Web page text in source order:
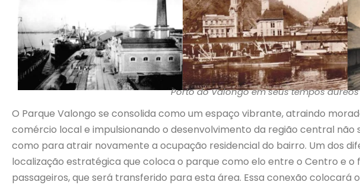
Porto do Valongo em seus tempos áureos
O Parque Valongo se consolida como um espaço vibrante, atraindo
comércio local e impulsionando o desenvolvimento da região central
como para atrair novamente a ocupação residencial do bairro. Um dos
localização estratégica que coloca o parque como elo entre o Centro e
passageiros, que será transferido para esta área. Essa conexão colocará